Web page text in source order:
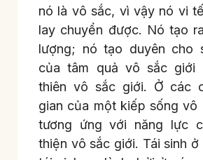
nó là vô sắc, vì vậy nó vi
lay chuyển được. Nó tạo
lượng; nó tạo duyên cho
của tâm quả vô sắc giới
thiên vô sắc giới. Ở các
gian của một kiếp sống vô
tương ứng với năng lực
thiện vô sắc giới. Tái sinh